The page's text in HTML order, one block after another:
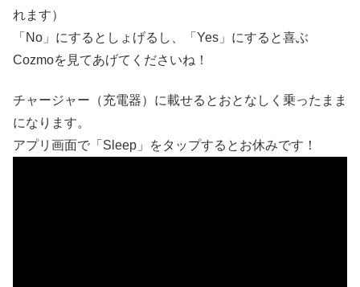
れます）
「No」にするとしょげるし、「Yes」にすると喜ぶ
Cozmoを見てあげてくださいね！
チャージャー（充電器）に載せるとおとなしく乗ったまま
になります。
アプリ画面で「Sleep」をタップするとお休みです！